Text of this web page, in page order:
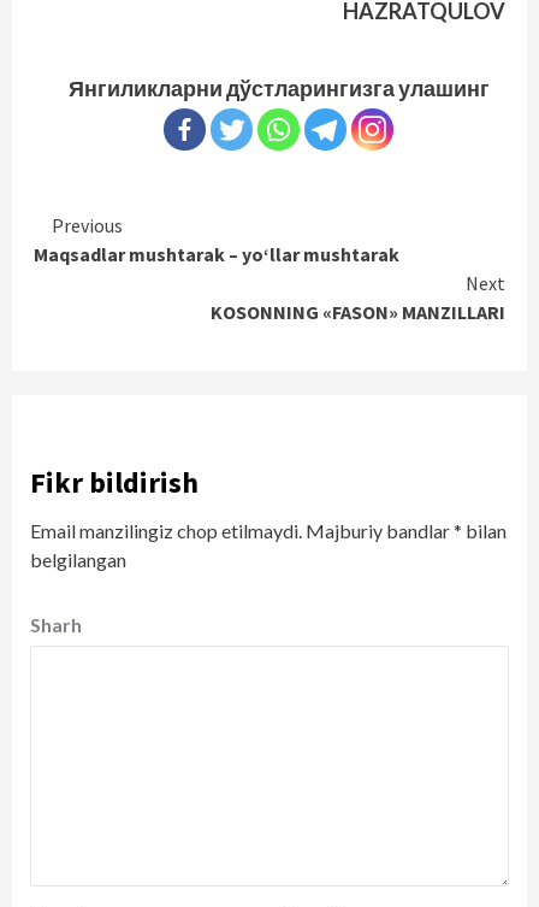
HAZRATQULOV
Янгиликларни дўстларингизга улашинг
Continue
Reading
Previous
Maqsadlar mushtarak – yo‘llar mushtarak
Next
KOSONNING «FASON» MANZILLARI
Fikr bildirish
Email manzilingiz chop etilmaydi. Majburiy bandlar* bilan
belgilangan
Sharh